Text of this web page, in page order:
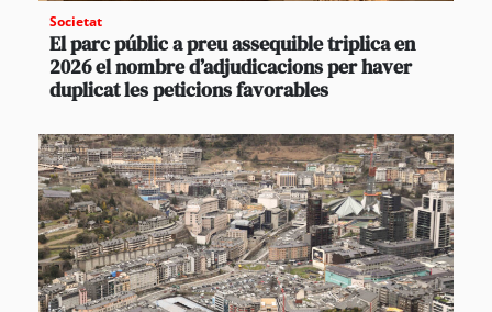
Societat
El parc públic a preu assequible triplica en
2026 el nombre d’adjudicacions per haver
duplicat les peticions favorables